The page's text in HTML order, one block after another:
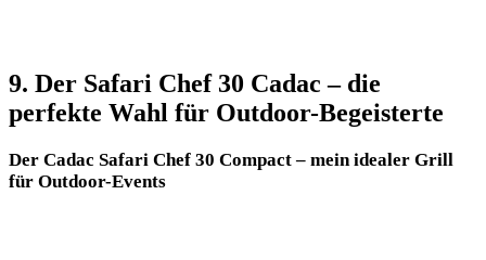
9. Der Safari Chef​ 30 Cadac – die
perfekte Wahl für Outdoor-Begeisterte
Der⁣ Cadac Safari Chef 30 Compact – mein ⁣idealer Grill
für Outdoor-Events